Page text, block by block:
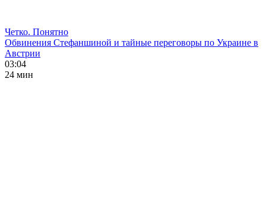
Четко. Понятно
Обвинения Стефаншиной и тайные переговоры по Украине в
Австрии
03:04
24 мин